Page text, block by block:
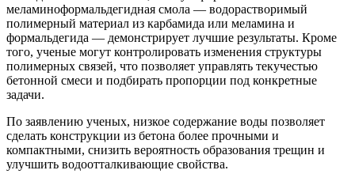
меламиноформальдегидная смола — водорастворимый
полимерный материал из карбамида или меламина и
формальдегида — демонстрирует лучшие результаты. Кроме
того, ученые могут контролировать изменения структуры
полимерных связей, что позволяет управлять текучестью
бетонной смеси и подбирать пропорции под конкретные
задачи.
По заявлению ученых, низкое содержание воды позволяет
сделать конструкции из бетона более прочными и
компактными, снизить вероятность образования трещин и
улучшить водоотталкивающие свойства.